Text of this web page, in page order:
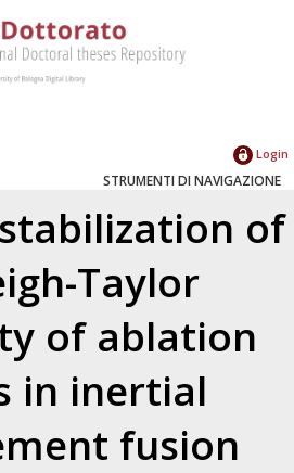
Login
STRUMENTI DI NAVIGAZIONE
of
Taylor
of ablation
in inertial
fusion